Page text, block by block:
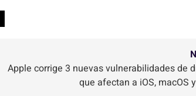
Apple corrige 3 nuevas vulnerabilidades de
que afectan a iOS, macOS